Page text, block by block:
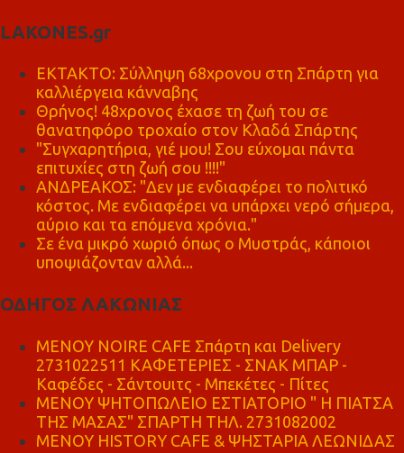
LAKONES.gr
ΕΚΤΑΚΤΟ: Σύλληψη 68χρονου στη Σπάρτη για
καλλιέργεια κάνναβης
Θρήνος! 48χρονος έχασε τη ζωή του σε
θανατηφόρο τροχαίο στον Κλαδά Σπάρτης
"Συγχαρητήρια, γιέ μου! Σου εύχομαι πάντα
επιτυχίες στη ζωή σου !!!!"
ΑΝΔΡΕΑΚΟΣ: "Δεν με ενδιαφέρει το πολιτικό
κόστος. Με ενδιαφέρει να υπάρχει νερό σήμερα,
αύριο και τα επόμενα χρόνια."
Σε ένα μικρό χωριό όπως ο Μυστράς, κάποιοι
υποψιάζονταν αλλά...
ΟΔΗΓΟΣ ΛΑΚΩΝΙΑΣ
MENOY NOIRE CAFE Σπάρτη και Delivery
2731022511 ΚΑΦΕΤΕΡΙΕΣ - ΣΝΑΚ ΜΠΑΡ -
Καφέδες - Σάντουιτς - Μπεκέτες - Πίτες
ΜΕΝΟΥ ΨΗΤΟΠΩΛΕΙΟ ΕΣΤΙΑΤΟΡΙΟ " Η ΠΙΑΤΣΑ
ΤΗΣ ΜΑΣΑΣ" ΣΠΑΡΤΗ ΤΗΛ. 2731082002
ΜΕΝΟΥ HISTORY CAFE & ΨΗΣΤΑΡΙΑ ΛΕΩΝΙΔΑΣ